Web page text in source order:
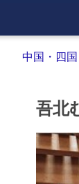
中国・四国
吾北